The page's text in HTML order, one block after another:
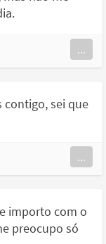
...
contigo, sei que
...
importo com o
preocupo só